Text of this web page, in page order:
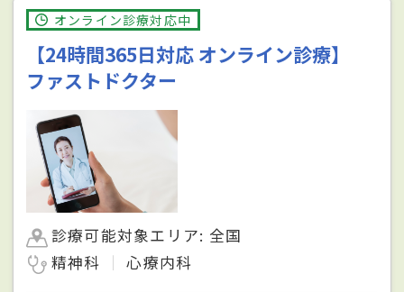
オンライン診療対応中
【24時間365日対応 オンライン診療】
ファストドクター
診療可能対象エリア: 全国
精神科
心療内科